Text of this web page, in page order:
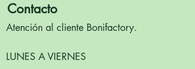
Contacto
Atención al cliente Bonifactory.
LUNES A VIERNES